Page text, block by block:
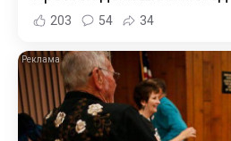
203 54 34